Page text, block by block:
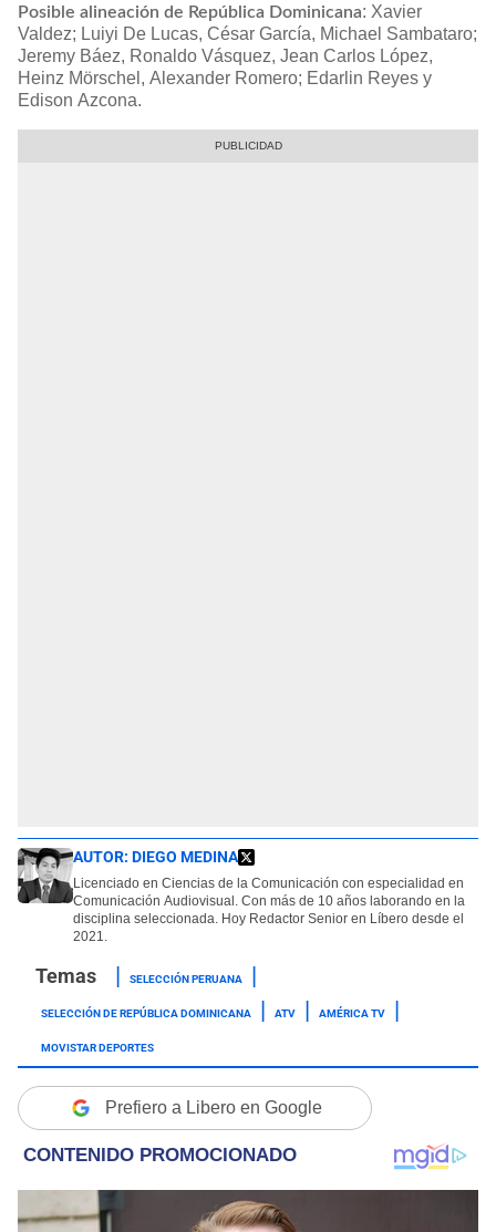
Posible alineación de República Dominicana: Xavier
Valdez; Luiyi De Lucas, César García, Michael Sambataro;
Jeremy Báez, Ronaldo Vásquez, Jean Carlos López,
Heinz Mörschel, Alexander Romero; Edarlin Reyes y
Edison Azcona.
AUTOR: DIEGO MEDINA
Licenciado en Ciencias de la Comunicación con especialidad en
Comunicación Audiovisual. Con más de 10 años laborando en la
disciplina seleccionada. Hoy Redactor Senior en Líbero desde el
2021.
SELECCIÓN PERUANA
SELECCIÓN DE REPÚBLICA DOMINICANA
ATV
AMÉRICA TV
MOVISTAR DEPORTES
Prefiero a Libero en Google